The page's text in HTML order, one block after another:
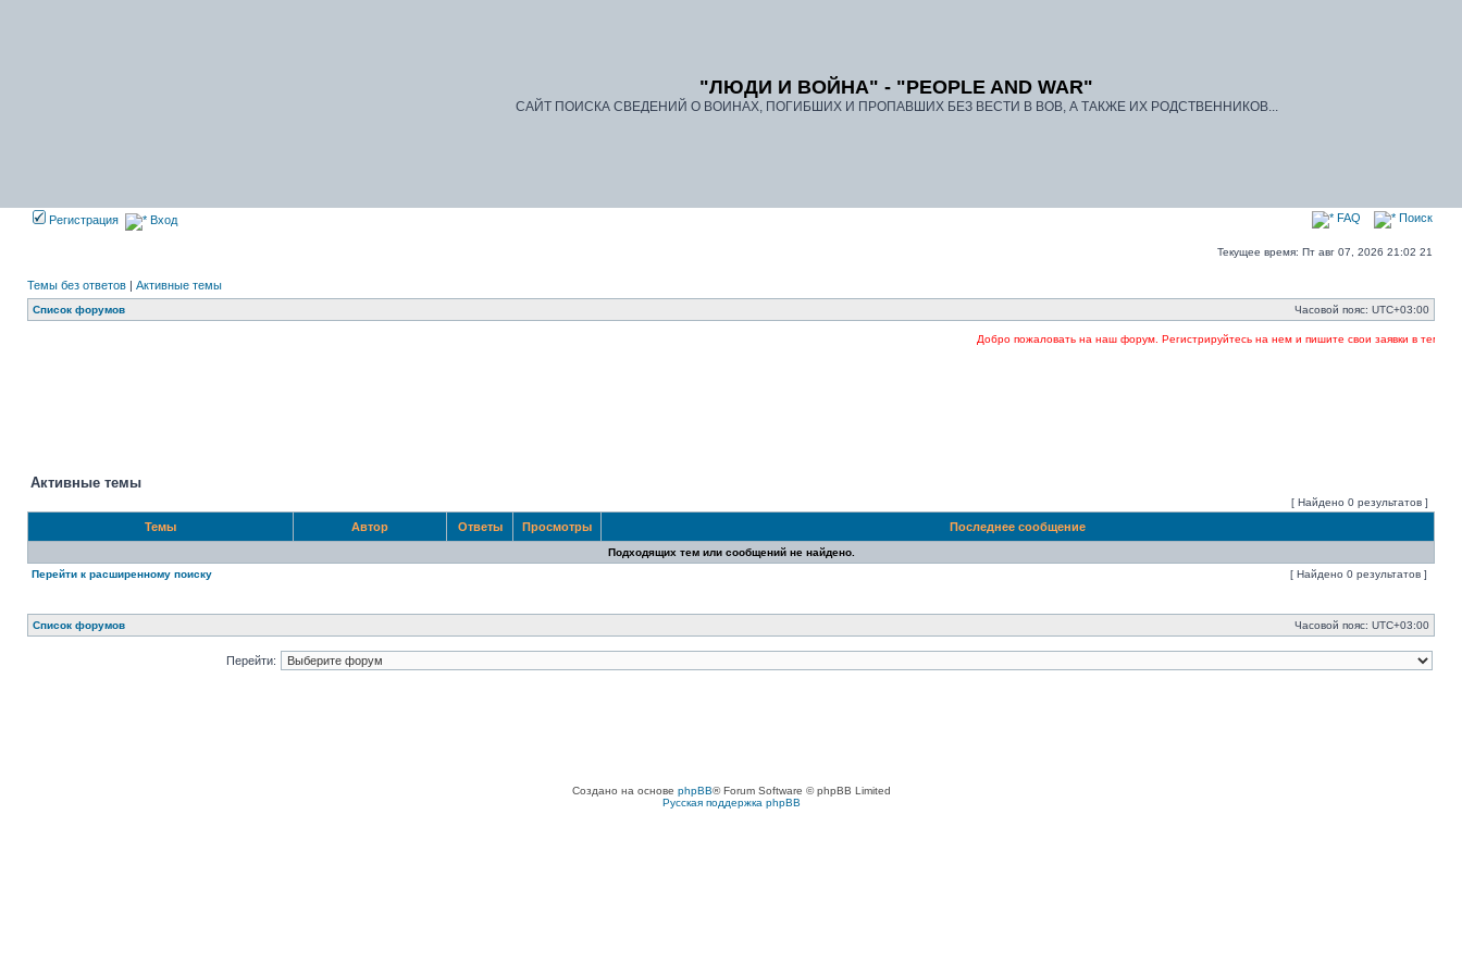
"ЛЮДИ И ВОЙНА" - "PEOPLE AND WAR"
САЙТ ПОИСКА СВЕДЕНИЙ О ВОИНАХ, ПОГИБШИХ И ПРОПАВШИХ БЕЗ ВЕСТИ В ВОВ, А ТАКЖЕ ИХ РОДСТВЕННИКОВ...
Регистрация Вход FAQ Поиск
Текущее время: Пт авг 07, 2026 21:02 21
Темы без ответов | Активные темы
Список форумов Часовой пояс: UTC+03:00
Добро пожаловать на наш форум. Регистрируйтесь на нем и пишите свои заявки в темах.
Активные темы
[ Найдено 0 результатов ]
Темы Автор Ответы Просмотры Последнее сообщение
Подходящих тем или сообщений не найдено.
Перейти к расширенному поиску
[ Найдено 0 результатов ]
Список форумов Часовой пояс: UTC+03:00
Перейти:
Создано на основе phpBB® Forum Software © phpBB Limited
Русская поддержка phpBB